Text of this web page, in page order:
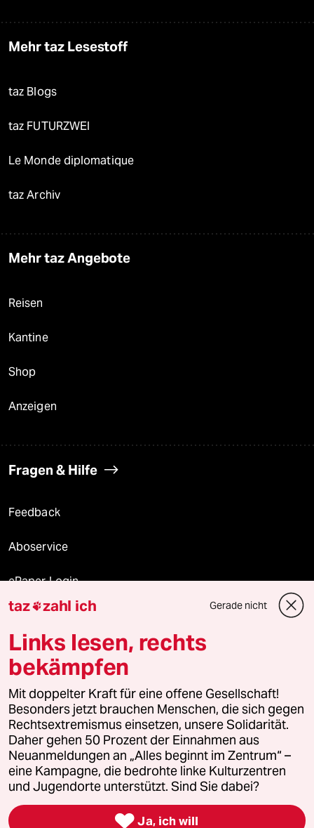
Mehr taz Lesestoff
taz Blogs
taz FUTURZWEI
Le Monde diplomatique
taz Archiv
Mehr taz Angebote
Reisen
Kantine
Shop
Anzeigen
Fragen & Hilfe
Feedback
Aboservice
ePaper Login
Downloads für Abonnierende
© 2026 taz Verlags und Vertriebs GmbH
Alle Rechte vorbehalten. Bei rechtlichen Fragen oder für Genehmigungen
wenden Sie sich bitte an
lizenzen@taz.de
Feedback Redaktionsstatut Kommune-Richtlinien
Leitlinie Informant Datenschutz Impressum AGB
Seitenwende Einwilligungen widerrufen (Ads)
taz zahl ich Gerade nicht
Links lesen, rechts
bekämpfen
Mit doppelter Kraft für eine offene Gesellschaft!
Besonders jetzt brauchen Menschen, die sich gegen
Rechtsextremismus einsetzen, unsere Solidarität.
Daher gehen 50 Prozent der Einnahmen aus
Neuanmeldungen an „Alles beginnt im Zentrum“ –
eine Kampagne, die bedrohte linke Kulturzentren
und Jugendorte unterstützt. Sind Sie dabei?
 Ja, ich will